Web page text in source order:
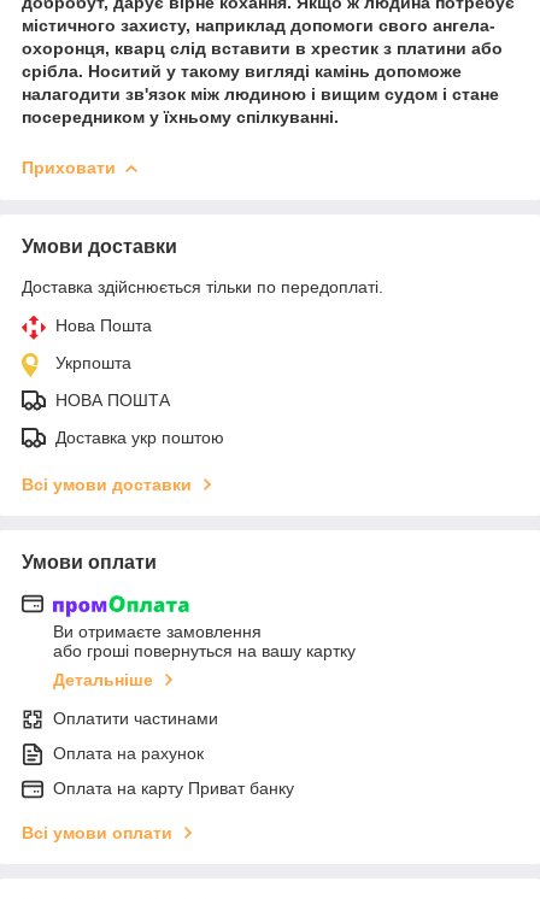
містичного захисту, наприклад допомоги свого ангела-
охоронця, кварц слід вставити в хрестик з платини або
срібла. Носитий у такому вигляді камінь допоможе
налагодити зв'язок між людиною і вищим судом і стане
посередником у їхньому спілкуванні.
Приховати
Умови доставки
Доставка здійснюється тільки по передоплаті.
Нова Пошта
Укрпошта
НОВА ПОШТА
Доставка укр поштою
Всі умови доставки
Умови оплати
Ви отримаєте замовлення
або гроші повернуться на вашу картку
Детальніше
Оплатити частинами
Оплата на рахунок
Оплата на карту Приват банку
Всі умови оплати